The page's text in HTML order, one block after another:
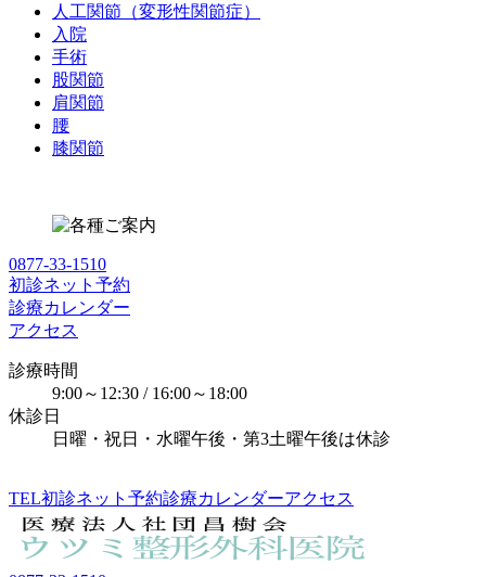
人工関節（変形性関節症）
入院
手術
股関節
肩関節
腰
膝関節
0877-33-1510
初診ネット予約
診療カレンダー
アクセス
診療時間
9:00～12:30 / 16:00～18:00
休診日
日曜・祝日・水曜午後・第3土曜午後は休診
TEL初診ネット予約診療カレンダーアクセス